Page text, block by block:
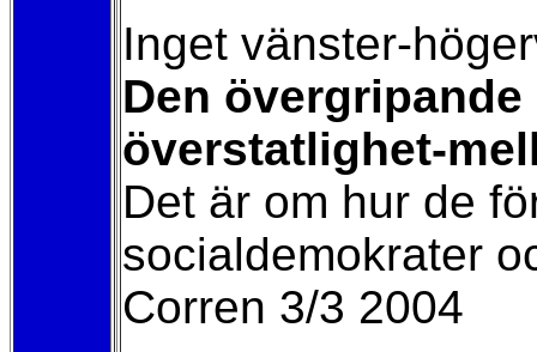
Inget vänster-
Den
överstatlighet-
Det är om hur de
socialdemokrater
Corren 3/3 2004